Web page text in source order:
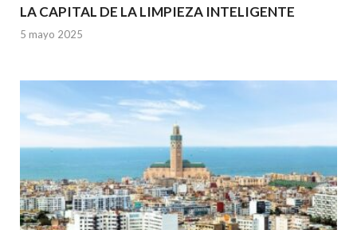
LA CAPITAL DE LA LIMPIEZA INTELIGENTE
5 mayo 2025